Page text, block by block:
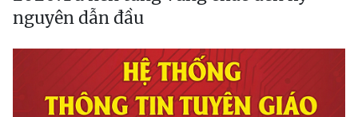
nguyên dẫn đầu